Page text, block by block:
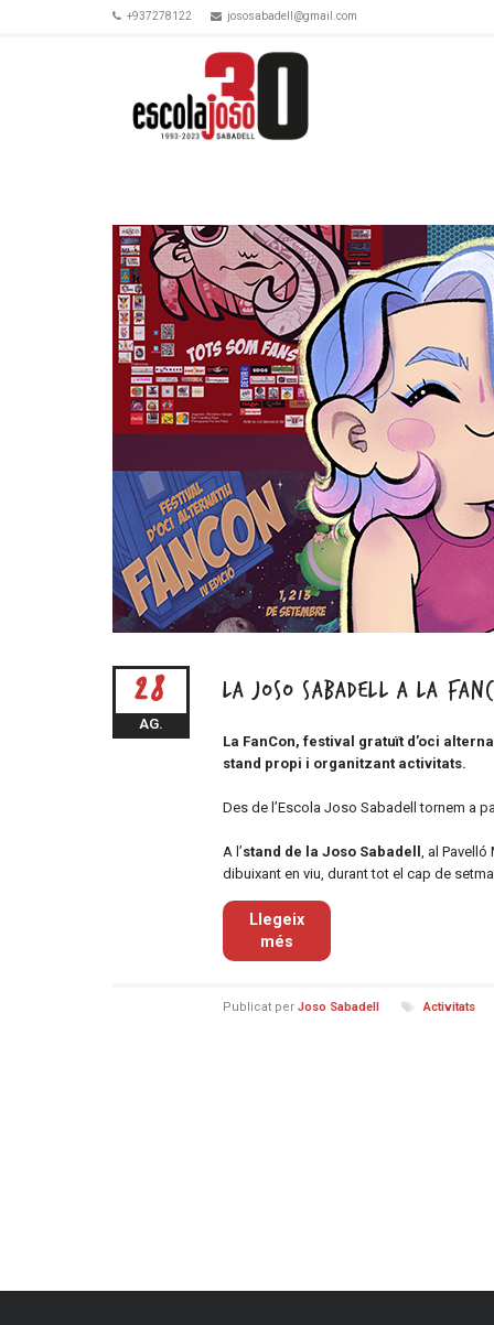
+937278122 jososabadell@gmail.com
28
AG.
La Joso Sabadell a la
La FanCon, festival gratuït d’oci
stand propi i organitzant activitats.
Des de l’Escola Joso Sabadell tornem a
A l’stand de la Joso Sabadell , al Pavelló
dibuixant en viu, durant tot el cap de
Llegeix
més
Publicat per Joso Sabadell Activitats